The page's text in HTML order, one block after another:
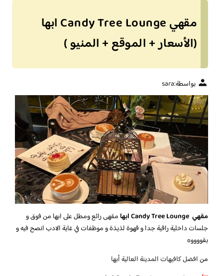
مقهي Candy Tree Lounge ابها
(الأسعار + الموقع + المنيو )
بواسطة:sara
مقهي Candy Tree Lounge ابها
مقهى رائع ومطل على ابها من فوق و
جلسات داخلية راقية جدا و قهوة لذيذة و موظفات في غاية الادب انصح فيه و
بقووووه
منافضل كافيهات المدينة العالية أبها